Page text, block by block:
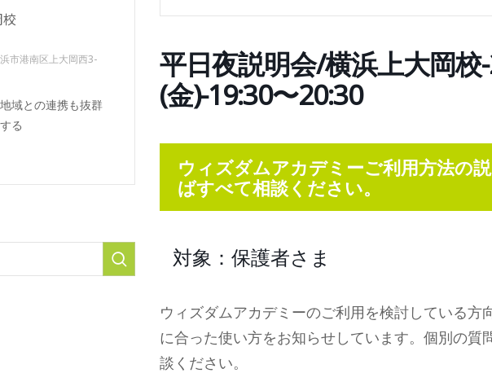
市港南区上大岡西3-
域との連携も抜群
る
平日夜説明会/横浜上大岡校
(金)-19:30〜20:30
ウィズダムアカデミーご利用方法の
ばすべて相談ください。
対象：保護者さま
ウィズダムアカデミーのご利用を検討している
に合った使い方をお知らせしています。個別の
談ください。